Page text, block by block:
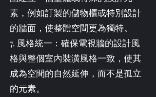
素，例如訂製的儲物櫃或特別設計
的牆面，使整體空間更為獨特。
7. 風格統一：確保電視牆的設計風
格與整個室內裝潢風格一致，使其
成為空間的自然延伸，而不是孤立
的元素。